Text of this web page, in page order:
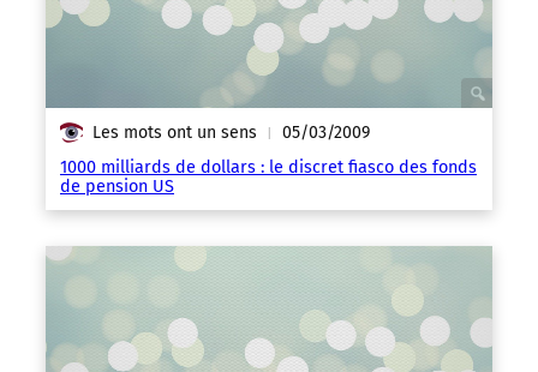
Les mots ont un sens | 05/03/2009
1000 milliards de dollars : le discret fiasco des fonds
de pension US